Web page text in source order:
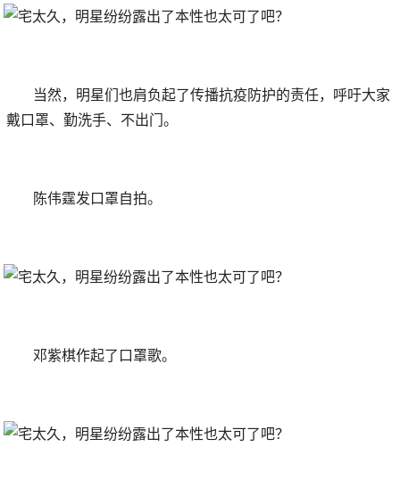
当然，明星们也肩负起了传播抗疫防护的责任，呼吁大家
戴口罩、勤洗手、不出门。
陈伟霆发口罩自拍。
邓紫棋作起了口罩歌。